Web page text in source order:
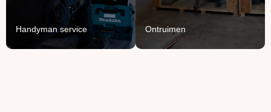
Handyman service
Lees Meer
Ontruimen
Lees Meer